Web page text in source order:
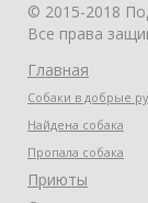
© 2015-2018
Все права
Главная
Собаки в добрые
Найдена собака
Пропала собака
Приюты